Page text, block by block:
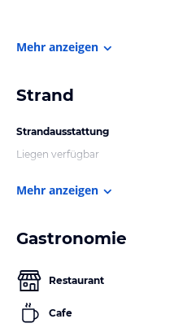
Mehr anzeigen
Strand
Strandausstattung
Liegen verfügbar
Mehr anzeigen
Gastronomie
Restaurant
Cafe